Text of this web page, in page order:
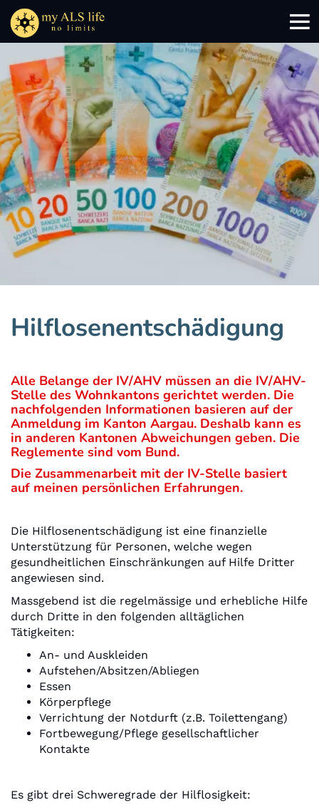
Hilflosenentschädigung
Alle Belange der IV/AHV müssen an die IV/AHV-
Stelle des Wohnkantons gerichtet werden. Die
nachfolgenden Informationen basieren auf der
Anmeldung im Kanton Aargau. Deshalb kann es
in anderen Kantonen Abweichungen geben. Die
Reglemente sind vom Bund.
Die Zusammenarbeit mit der IV-Stelle basiert
auf meinen persönlichen Erfahrungen.
Die Hilflosenentschädigung ist eine finanzielle
Unterstützung für Personen, welche wegen
gesundheitlichen Einschränkungen auf Hilfe Dritter
angewiesen sind.
Massgebend ist die regelmässige und erhebliche Hilfe
durch Dritte in den folgenden alltäglichen
Tätigkeiten:
An- und Auskleiden
Aufstehen/Absitzen/Abliegen
Essen
Körperpflege
Verrichtung der Notdurft (z.B. Toilettengang)
Fortbewegung/Pflege gesellschaftlicher
Kontakte
Es gibt drei Schweregrade der Hilflosigkeit: